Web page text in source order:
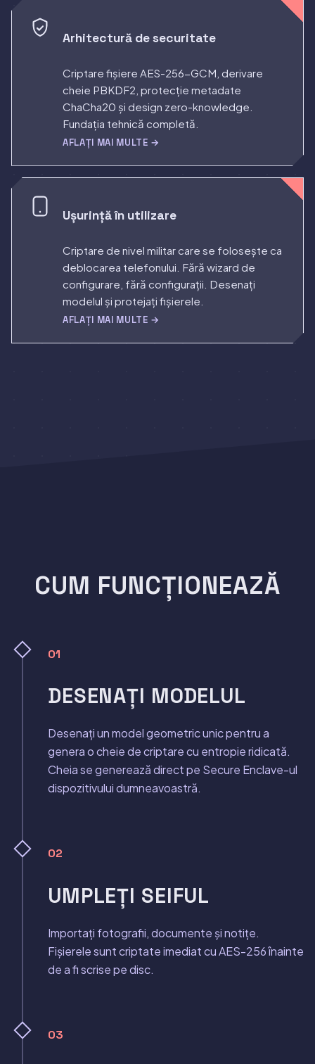
Arhitectură de securitate
Criptare fișiere AES-256-GCM, derivare
cheie PBKDF2, protecție metadate
ChaCha20 și design zero-knowledge.
Fundația tehnică completă.
AFLAȚI MAI MULTE →
Ușurință în utilizare
Criptare de nivel militar care se folosește ca
deblocarea telefonului. Fără wizard de
configurare, fără configurații. Desenați
modelul și protejați fișierele.
AFLAȚI MAI MULTE →
CUM FUNCȚIONEAZĂ
01
DESENAȚI MODELUL
Desenați un model geometric unic pentru a
genera o cheie de criptare cu entropie ridicată.
Cheia se generează direct pe Secure Enclave-ul
dispozitivului dumneavoastră.
02
UMPLEȚI SEIFUL
Importați fotografii, documente și notițe.
Fișierele sunt criptate imediat cu AES-256 înainte
de a fi scrise pe disc.
03